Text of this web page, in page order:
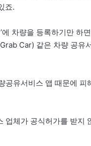
죠.
차량을 등록하기만 하
Car) 같은 차량 공유
공유서비스 앱 때문에 피
업체가 공식허가를 받지